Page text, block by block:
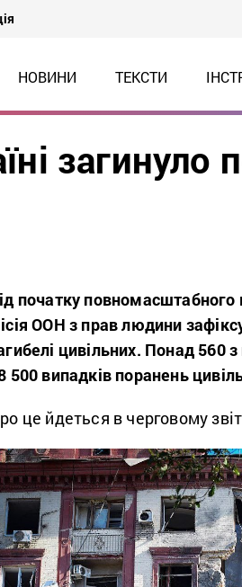
НОВИНИ ТЕКСТИ
загинуло
початку повномасштабного
ООН з прав людини
цивільних. Понад 560
500 випадків поранень
це йдеться в черговому